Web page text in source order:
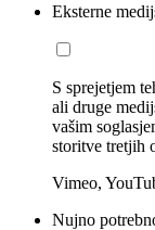
Eksterne
S sprejetjem
ali druge
vašim
storitve tretjih
Vimeo,
Nujno